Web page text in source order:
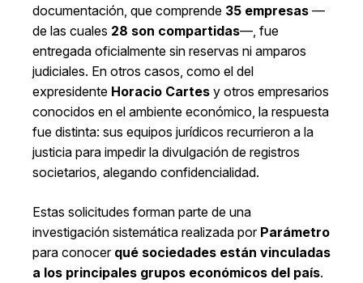
documentación, que comprende 35 empresas —
de las cuales 28 son compartidas—, fue
entregada oficialmente sin reservas ni amparos
judiciales. En otros casos, como el del
expresidente Horacio Cartes y otros empresarios
conocidos en el ambiente económico, la respuesta
fue distinta: sus equipos jurídicos recurrieron a la
justicia para impedir la divulgación de registros
societarios, alegando confidencialidad.
Estas solicitudes forman parte de una
investigación sistemática realizada por Parámetro
para conocer qué sociedades están vinculadas
a los principales grupos económicos del país.